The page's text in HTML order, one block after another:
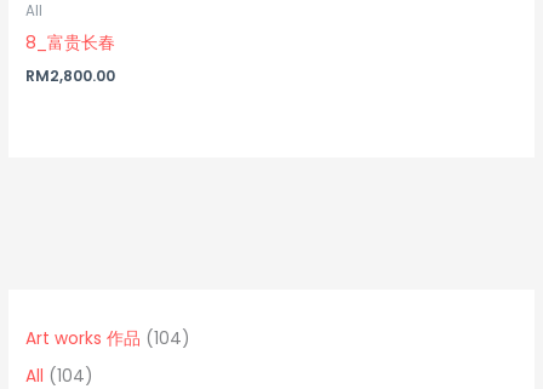
Art works 作品 1040
All 104
0
4
p
All
8_富贵长春
RM2,800.00